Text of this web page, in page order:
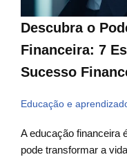
Descubra o
Financeira: 7
Sucesso
Educação e
A educação financeira
pode transformar a